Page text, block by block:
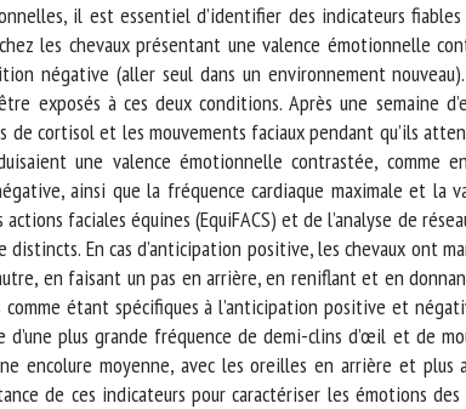
il est essentiel d’identifier des indicateurs fiables
les chevaux présentant une valence émotionnelle
négative (aller seul dans un environnement
exposés à ces deux conditions. Après une semaine
cortisol et les mouvements faciaux pendant qu’ils
une valence émotionnelle contrastée, comme
ainsi que la fréquence cardiaque maximale et la
faciales équines (EquiFACS) et de l’analyse de
En cas d’anticipation positive, les chevaux ont
en faisant un pas en arrière, en reniflant et en
étant spécifiques à l’anticipation positive et
plus grande fréquence de demi-clins d’œil et de
encolure moyenne, avec les oreilles en arrière et plus
de ces indicateurs pour caractériser les émotions des
le CNR BEA. *